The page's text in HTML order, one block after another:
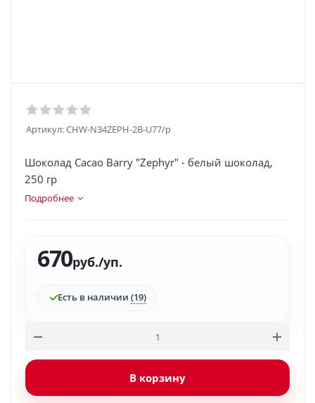
Артикул:CHW-N34ZEPH-2B-U77/p
Шоколад Cacao Barry "Zephyr" - белый шоколад,
250 гр
Подробнее
670руб./уп.
Есть в наличии (19)
В корзину